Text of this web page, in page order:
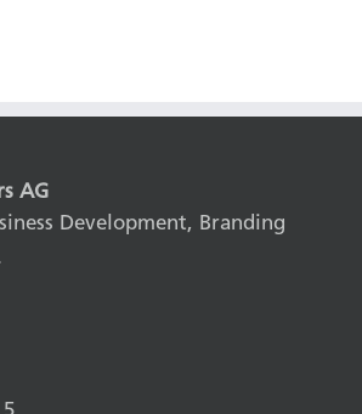
AG
Development, Branding